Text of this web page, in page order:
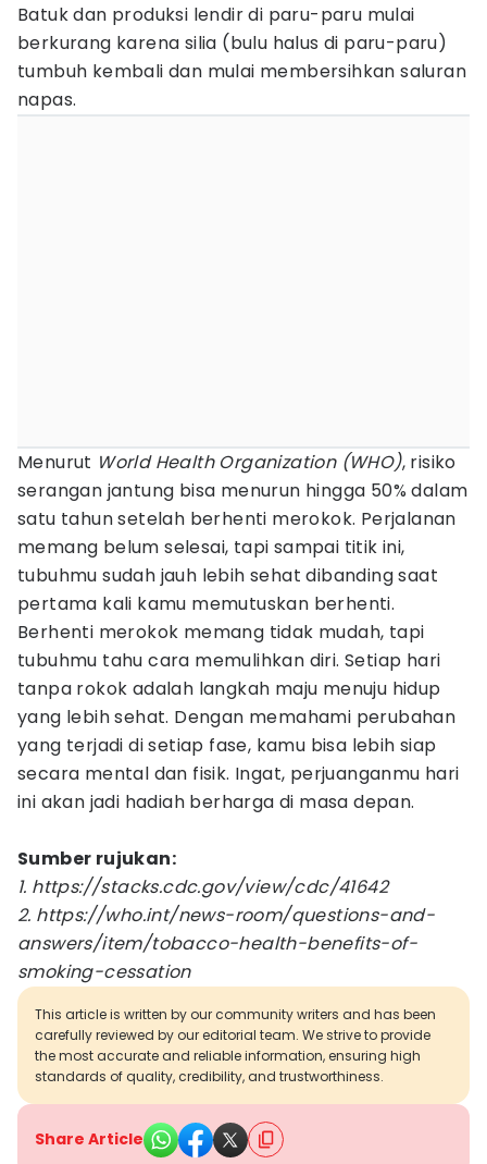
Batuk dan produksi lendir di paru-paru mulai
berkurang karena silia (bulu halus di paru-paru)
tumbuh kembali dan mulai membersihkan saluran
napas.
Menurut World Health Organization (WHO), risiko
serangan jantung bisa menurun hingga 50% dalam
satu tahun setelah berhenti merokok. Perjalanan
memang belum selesai, tapi sampai titik ini,
tubuhmu sudah jauh lebih sehat dibanding saat
pertama kali kamu memutuskan berhenti.
Berhenti merokok memang tidak mudah, tapi
tubuhmu tahu cara memulihkan diri. Setiap hari
tanpa rokok adalah langkah maju menuju hidup
yang lebih sehat. Dengan memahami perubahan
yang terjadi di setiap fase, kamu bisa lebih siap
secara mental dan fisik. Ingat, perjuanganmu hari
ini akan jadi hadiah berharga di masa depan.
Sumber rujukan:
1. https://stacks.cdc.gov/view/cdc/41642
2. https://who.int/news-room/questions-and-
answers/item/tobacco-health-benefits-of-
smoking-cessation
This article is written by our community writers and has been
carefully reviewed by our editorial team. We strive to provide
the most accurate and reliable information, ensuring high
standards of quality, credibility, and trustworthiness.
Share Article